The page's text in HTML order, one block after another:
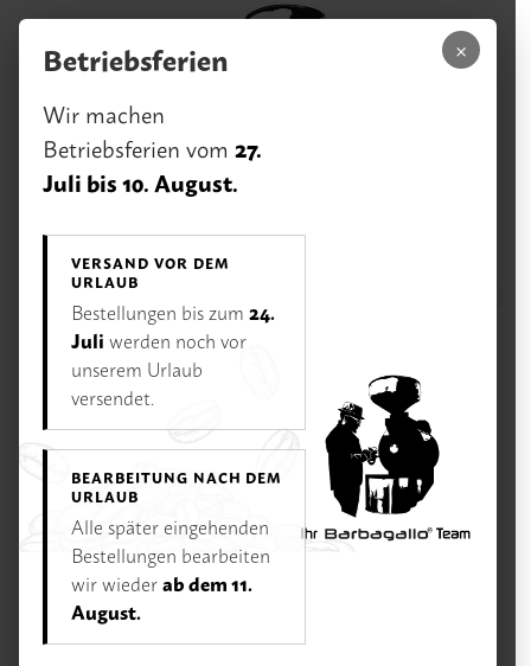
Zum Hauptinhalt springen
Menü
Unsere Vorteile
Rufen Sie uns an:
Öffnungszeiten
Di–Fr 11–18 Uhr | Sa 10–16 Uhr | Mo Ruhetag
Kaffee
×
Betriebsferien
Wir machen
Betriebsferien vom27.
Juli bis 10. August.
VERSAND VOR DEM
URLAUB
Bestellungen bis zum24.
Juli werden noch vor
unserem Urlaub
versendet.
BEARBEITUNG NACH DEM
URLAUB
Alle später eingehenden
Bestellungen bearbeiten
wir wiederab dem 11.
August.